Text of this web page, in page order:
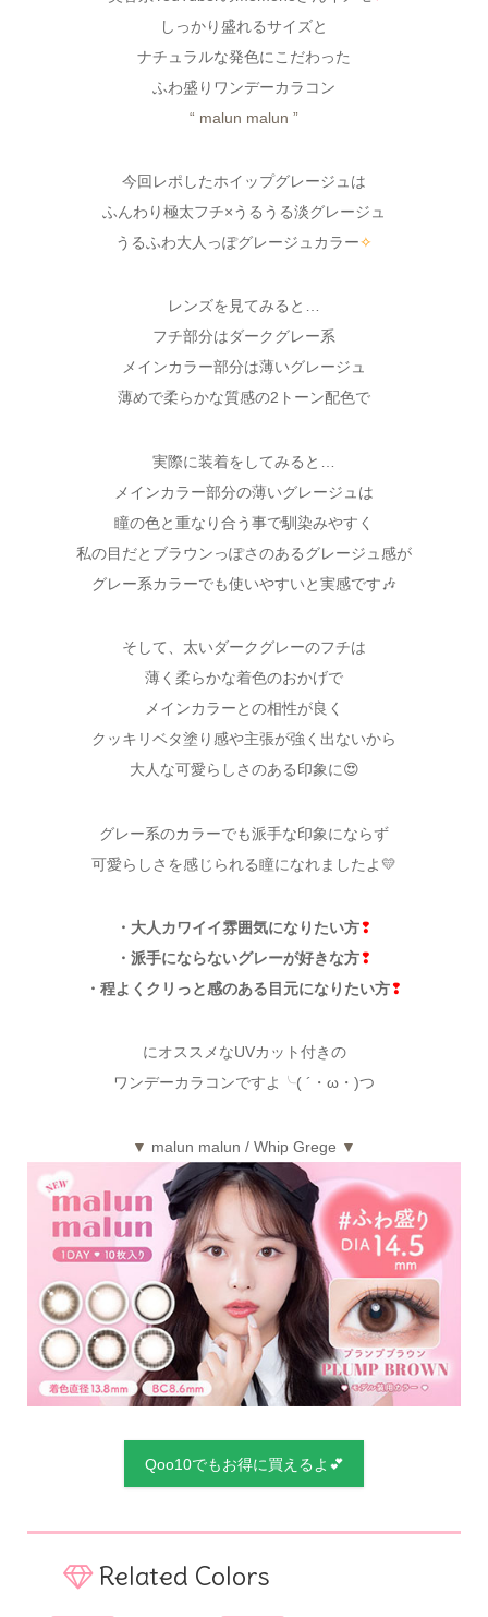
しっかり盛れるサイズと
ナチュラルな発色にこだわった
ふわ盛りワンデーカラコン
“ malun malun ”
今回レポしたホイップグレージュは
ふんわり極太フチ×うるうる淡グレージュ
うるふわ大人っぽグレージュカラー✧
レンズを見てみると…
フチ部分はダークグレー系
メインカラー部分は薄いグレージュ
薄めで柔らかな質感の2トーン配色で
実際に装着をしてみると…
メインカラー部分の薄いグレージュは
瞳の色と重なり合う事で馴染みやすく
私の目だとブラウンっぽさのあるグレージュ感が
グレー系カラーでも使いやすいと実感です🎶
そして、太いダークグレーのフチは
薄く柔らかな着色のおかげで
メインカラーとの相性が良く
クッキリベタ塗り感や主張が強く出ないから
大人な可愛らしさのある印象に😍
グレー系のカラーでも派手な印象にならず
可愛らしさを感じられる瞳になれましたよ💛
・大人カワイイ雰囲気になりたい方❢
・派手にならないグレーが好きな方❢
・程よくクリっと感のある目元になりたい方❢
にオススメなUVカット付きの
ワンデーカラコンですよ╰( ´・ω・)つ
▼ malun malun / Whip Grege ▼
Qoo10でもお得に買えるよ💕
Related Colors